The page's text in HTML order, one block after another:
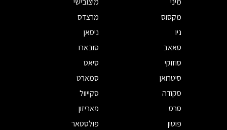
מקסוס
מרצדס
ניו
ניסאן
סאאב
סובארו
סוזוקי
סיאט
סיטרואן
סמארט
סקודה
סקייוול
סרס
פאריזון
פוטון
פולסטאר